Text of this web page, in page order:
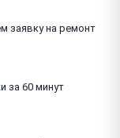
заявку на ремонт
за 60 минут